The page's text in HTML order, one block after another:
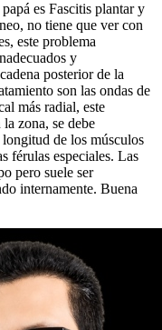
es Fascitis plantar y
no tiene que ver con
este problema
y
posterior de la
son las ondas de
más radial, este
zona, se debe
de los músculos
férulas especiales. Las
pero suele ser
internamente. Buena